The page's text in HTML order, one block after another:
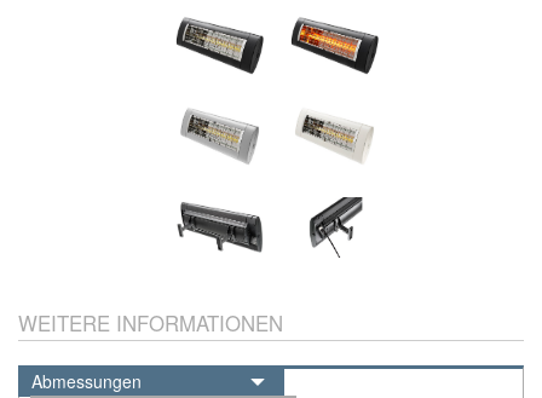
WEITERE INFORMATIONEN
Abmessungen